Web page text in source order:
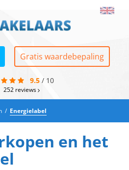
Gratis waardebepaling
9.5 / 10
252 reviews
/ Energielabel
en het